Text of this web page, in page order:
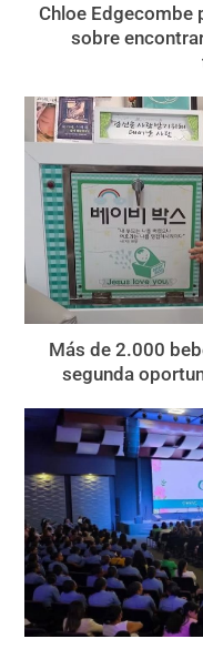
Chloe Edgecombe
sobre
Más de 2.000
segunda